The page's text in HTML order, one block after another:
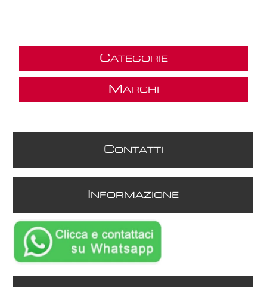
CATEGORIE
M ARCHI
CONTATTI
NFORMAZIONE